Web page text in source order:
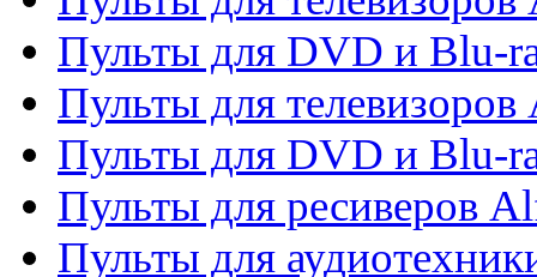
Пульты для DVD и Blu-
Пульты для
Пульты для DVD и Blu-
Пульты для ресиверов
Пульты для